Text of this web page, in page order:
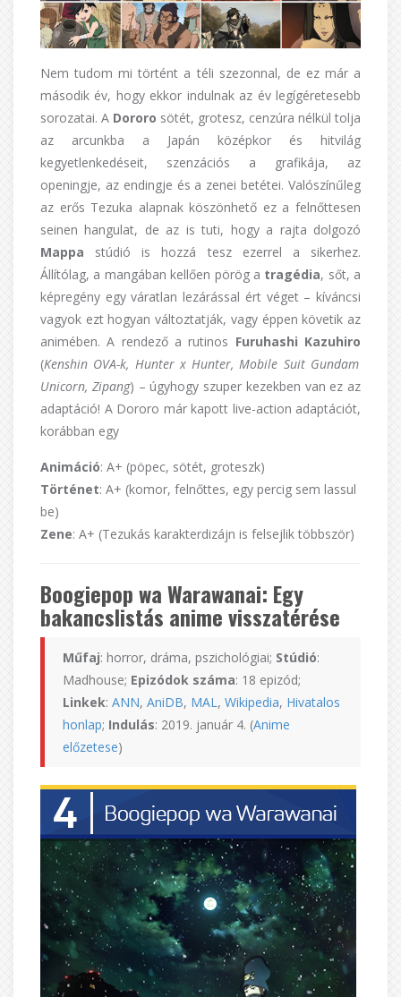
Nem tudom mi történt a téli szezonnal, de ez már a
második év, hogy ekkor indulnak az év legígéretesebb
sorozatai. A Dororo sötét, grotesz, cenzúra nélkül tolja
az arcunkba a Japán középkor és hitvilág
kegyetlenkedéseit, szenzációs a grafikája, az
openingje, az endingje és a zenei betétei. Valószínűleg
az erős Tezuka alapnak köszönhető ez a felnőttesen
seinen hangulat, de az is tuti, hogy a rajta dolgozó
Mappa stúdió is hozzá tesz ezerrel a sikerhez.
Állítólag, a mangában kellően pörög a tragédia, sőt, a
képregény egy váratlan lezárással ért véget – kíváncsi
vagyok ezt hogyan változtatják, vagy éppen követik az
animében. A rendező a rutinos Furuhashi Kazuhiro
(Kenshin OVA-k, Hunter x Hunter, Mobile Suit Gundam
Unicorn, Zipang) – úgyhogy szuper kezekben van ez az
adaptáció! A Dororo már kapott live-action adaptációt,
korábban egy
Animáció: A+ (pöpec, sötét, groteszk)
Történet: A+ (komor, felnőttes, egy percig sem lassul
be)
Zene: A+ (Tezukás karakterdizájn is felsejlik többször)
Boogiepop wa Warawanai: Egy
bakancslistás anime visszatérése
Műfaj: horror, dráma, pszichológiai; Stúdió:
Madhouse; Epizódok száma: 18 epizód;
Linkek: ANN, AniDB, MAL , Wikipedia, Hivatalos
honlap; Indulás: 2019. január 4. (Anime
előzetese)